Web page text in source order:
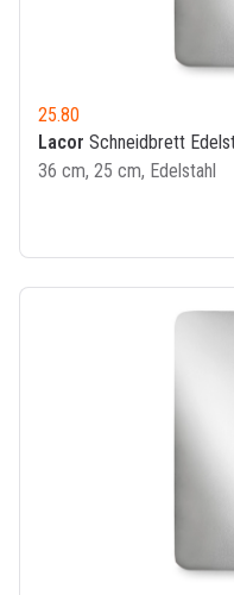
25.80
Lacor Schneidbrett
36 cm, 25 cm, Edelstahl